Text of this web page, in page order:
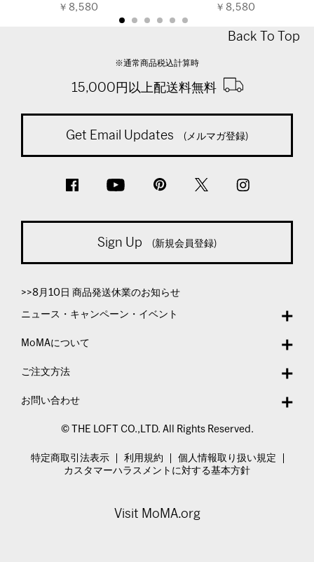
￥8,580 ￥8,580
Back To Top
※通常商品税込計算時
15,000円以上配送料無料
Get Email Updates (メルマガ登録)
Sign Up (新規会員登録)
>>8月10日 商品発送休業のお知らせ
ニュース・キャンペーン・イベント
MoMAについて
ご注文方法
お問い合わせ
© THE LOFT CO.,LTD. All Rights Reserved.
特定商取引法表示 利用規約
個人情報取り扱い規定
カスタマーハラスメントに対する基本方針
Visit MoMA.org